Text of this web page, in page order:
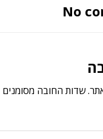
No
שדות החובה מסומנים